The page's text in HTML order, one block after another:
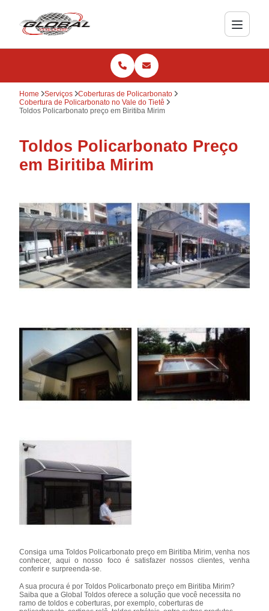
Home Serviços
Coberturas de Policarbonato
Cobertura de Policarbonato no Vale do Tietê
Toldos Policarbonato preço em Biritiba Mirim
Toldos Policarbonato Preço
em Biritiba Mirim
Consiga uma Toldos Policarbonato preço em Biritiba Mirim, venha nos
conhecer, aqui o nosso foco é satisfazer nossos clientes, venha
conferir e surpreenda-se.
A sua procura é por Toldos Policarbonato preço em Biritiba Mirim?
Saiba que a Global Toldos oferece a solução que você necessita no
ramo de toldos e coberturas, por exemplo, coberturas de